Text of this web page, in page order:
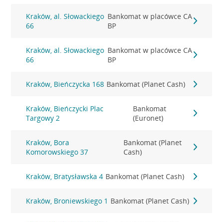
Kraków, al. Słowackiego
66
Bankomat w placówce CA
BP
Kraków, al. Słowackiego
66
Bankomat w placówce CA
BP
Kraków, Bieńczycka 168 Bankomat (Planet Cash)
Kraków, Bieńczycki Plac
Targowy 2
Bankomat
(Euronet)
Kraków, Bora
Komorowskiego 37
Bankomat (Planet
Cash)
Kraków, Bratysławska 4 Bankomat (Planet Cash)
Kraków, Broniewskiego 1 Bankomat (Planet Cash)